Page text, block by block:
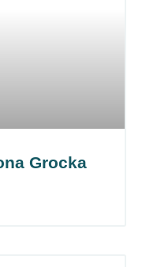
Grocka